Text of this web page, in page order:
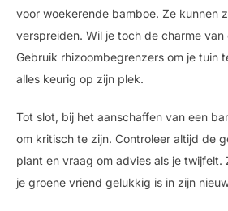
voor woekerende bamboe. Ze kunnen
verspreiden. Wil je toch de charme van
Gebruik rhizoombegrenzers om je tuin
alles keurig op zijn plek.
Tot slot, bij het aanschaffen van een
om kritisch te zijn. Controleer altijd de
plant en vraag om advies als je twijfelt.
je groene vriend gelukkig is in zijn